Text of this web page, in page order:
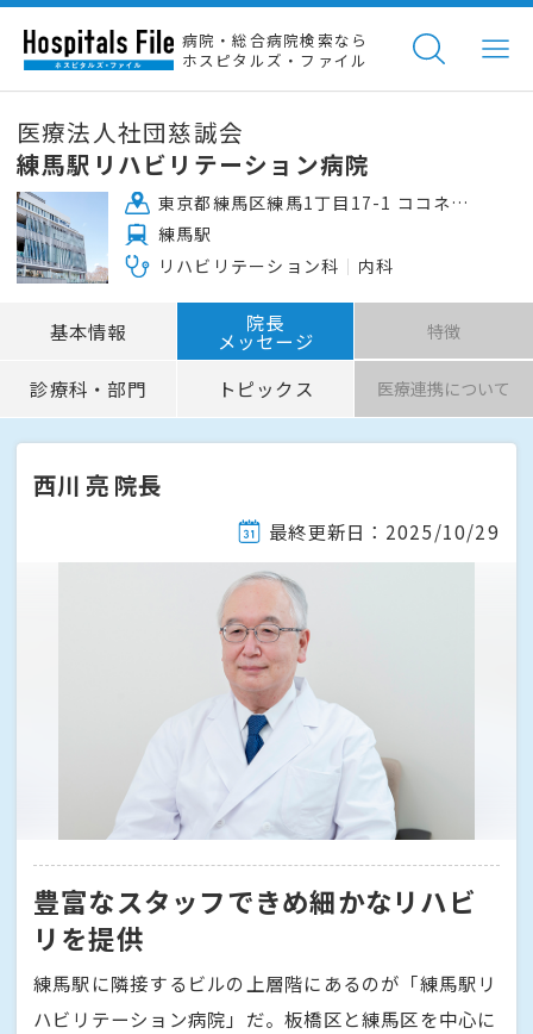
病院・総合病院検索なら
ホスピタルズ・ファイル
医療法人社団慈誠会
練馬駅リハビリテーション病院
東京都練馬区練馬1丁目17-1 ココネリ内5～8階
練馬駅
リハビリテーション科
内科
基本情報 院長
メッセージ 特徴
診療科・部門 トピックス 医療連携について
西川 亮 院長
最終更新日：2025/10/29
豊富なスタッフできめ細かなリハビ
リを提供
練馬駅に隣接するビルの上層階にあるのが「練馬駅リ
ハビリテーション病院」だ。板橋区と練馬区を中心に